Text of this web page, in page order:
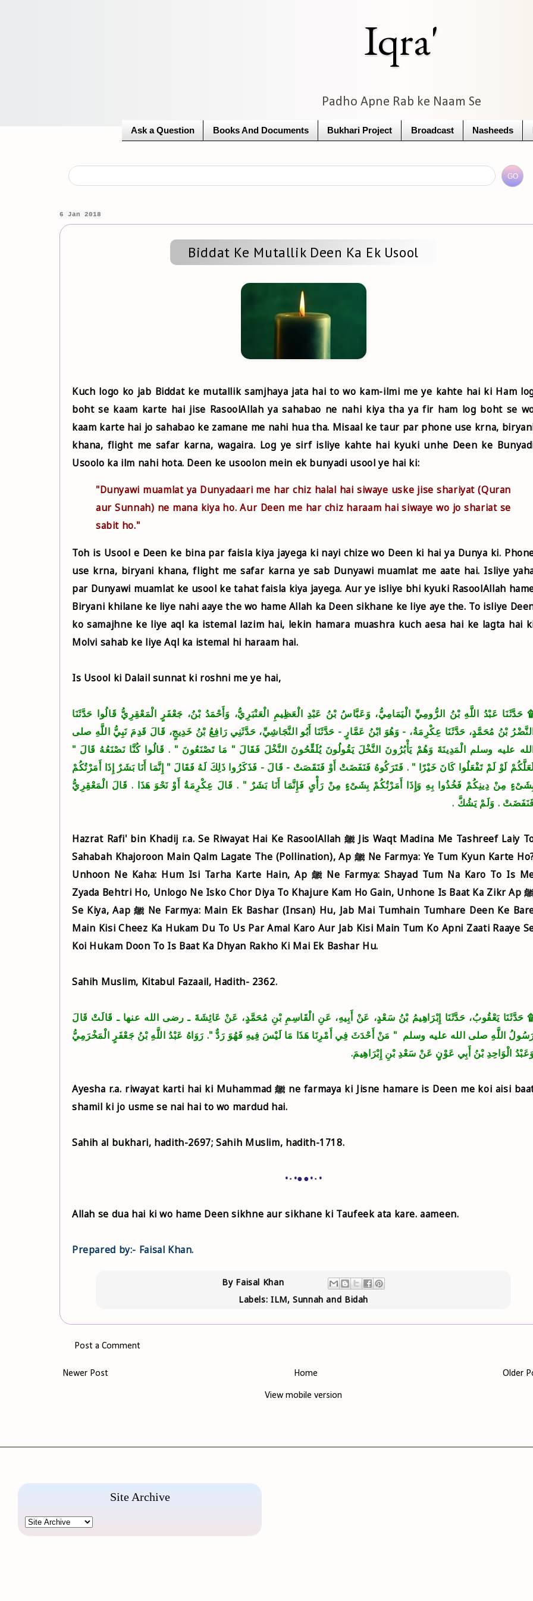
Iqra'
Padho Apne Rab ke Naam Se
Ask a Question Books And Documents Bukhari Project Broadcast Nasheeds
6 Jan 2018
Biddat Ke Mutallik Deen Ka Ek Usool
Kuch logo ko jab Biddat ke mutallik samjhaya jata hai to wo kam-ilmi me ye kahte hai ki Ham
boht se kaam karte hai jise RasoolAllah ya sahabao ne nahi kiya tha ya fir ham log boht se
kaam karte hai jo sahabao ke zamane me nahi hua tha. Misaal ke taur par phone use krna,
khana, flight me safar karna, wagaira. Log ye sirf isliye kahte hai kyuki unhe Deen ke
Usoolo ka ilm nahi hota. Deen ke usoolon mein ek bunyadi usool ye hai ki:
"Dunyawi muamlat ya Dunyadaari me har chiz halal hai siwaye uske jise shariyat (Quran
aur Sunnah) ne mana kiya ho. Aur Deen me har chiz haraam hai siwaye wo jo shariat se
sabit ho."
Toh is Usool e Deen ke bina par faisla kiya jayega ki nayi chize wo Deen ki hai ya Dunya ki.
use krna, biryani khana, flight me safar karna ye sab Dunyawi muamlat me aate hai. Isliye
par Dunyawi muamlat ke usool ke tahat faisla kiya jayega. Aur ye isliye bhi kyuki RasoolAllah
Biryani khilane ke liye nahi aaye the wo hame Allah ka Deen sikhane ke liye aye the. To isliye
ko samajhne ke liye aql ka istemal lazim hai, lekin hamara muashra kuch aesa hai ke lagta hai
Molvi sahab ke liye Aql ka istemal hi haraam hai.
Is Usool ki Dalail sunnat ki roshni me ye hai,
حَدَّثَنَا عَبْدُ اللَّهِ بْنُ الرُّومِيِّ الْيَمَامِيُّ، وَعَبَّاسُ بْنُ عَبْدِ الْعَظِيمِ الْعَنْبَرِيُّ، وَأَحْمَدُ بْنُ، جَعْفَرٍ الْمَعْقِرِيُّ قَالُوا حَدَّثَنَا
بْنُ مُحَمَّدٍ، حَدَّثَنَا عِكْرِمَةُ، - وَهُوَ ابْنُ عَمَّارٍ - حَدَّثَنَا أَبُو النَّجَاشِيِّ، حَدَّثَنِي رَافِعُ بْنُ خَدِيجٍ، قَالَ قَدِمَ نَبِيُّ اللَّهِ صلى
عليه وسلم الْمَدِينَةَ وَهُمْ يَأْبُرُونَ النَّخْلَ يَقُولُونَ يُلَقِّحُونَ النَّخْلَ فَقَالَ ‏"‏ مَا تَصْنَعُونَ ‏"‏ ‏.‏ قَالُوا كُنَّا نَصْنَعُهُ قَالَ ‏"‏
لَوْ لَمْ تَفْعَلُوا كَانَ خَيْرًا ‏"‏ ‏.‏ فَتَرَكُوهُ فَنَفَضَتْ أَوْ فَنَقَصَتْ - قَالَ - فَذَكَرُوا ذَلِكَ لَهُ فَقَالَ ‏"‏ إِنَّمَا أَنَا بَشَرٌ إِذَا أَمَرْتُكُمْ
مِنْ دِينِكُمْ فَخُذُوا بِهِ وَإِذَا أَمَرْتُكُمْ بِشَىْءٍ مِنْ رَأْىٍ فَإِنَّمَا أَنَا بَشَرٌ ‏"‏ ‏.‏ قَالَ عِكْرِمَةُ أَوْ نَحْوَ هَذَا ‏.‏ قَالَ الْمَعْقِرِيُّ
فَنَفَضَتْ ‏.‏ وَلَمْ يَشُكَّ ‏.‏
Hazrat Rafi' bin Khadij r.a. Se Riwayat Hai Ke RasoolAllah ﷺ Jis Waqt Madina Me Tashreef Laiy To
Sahabah Khajoroon Main Qalm Lagate The (Pollination), Ap ﷺ Ne Farmya: Ye Tum Kyun Karte Ho?
Unhoon Ne Kaha: Hum Isi Tarha Karte Hain, Ap ﷺ Ne Farmya: Shayad Tum Na Karo To Is Me
Zyada Behtri Ho, Unlogo Ne Isko Chor Diya To Khajure Kam Ho Gain, Unhone Is Baat Ka Zikr Ap ﷺ
Se Kiya, Aap ﷺ Ne Farmya: Main Ek Bashar (Insan) Hu, Jab Mai Tumhain Tumhare Deen Ke Bare
Main Kisi Cheez Ka Hukam Du To Us Par Amal Karo Aur Jab Kisi Main Tum Ko Apni Zaati Raaye
Koi Hukam Doon To Is Baat Ka Dhyan Rakho Ki Mai Ek Bashar Hu.
Sahih Muslim, Kitabul Fazaail, Hadith- 2362.
حَدَّثَنَا يَعْقُوبُ، حَدَّثَنَا إِبْرَاهِيمُ بْنُ سَعْدٍ، عَنْ أَبِيهِ، عَنِ الْقَاسِمِ بْنِ مُحَمَّدٍ، عَنْ عَائِشَةَ ـ رضى الله عنها ـ قَالَتْ قَالَ
اللَّهِ صلى الله عليه وسلم
"‏ مَنْ أَحْدَثَ فِي أَمْرِنَا هَذَا مَا لَيْسَ فِيهِ فَهُوَ رَدٌّ ‏"‏‏.‏ رَوَاهُ عَبْدُ اللَّهِ بْنُ جَعْفَرٍ الْمَخْرَمِيُّ
الْوَاحِدِ بْنُ أَبِي عَوْنٍ عَنْ سَعْدِ بْنِ إِبْرَاهِيمَ‏.‏
Ayesha r.a. riwayat karti hai ki Muhammad ﷺ ne farmaya ki Jisne hamare is Deen me koi aisi baat
shamil ki jo usme se nai hai to wo mardud hai.
Sahih al bukhari, hadith-2697; Sahih Muslim, hadith-1718.
•٠•●●•٠•
Allah se dua hai ki wo hame Deen sikhne aur sikhane ki Taufeek ata kare. aameen.
Prepared by:- Faisal Khan.
By Faisal Khan
Labels: ILM,Sunnah and Bidah
Post a Comment
Newer Post Older
Home
View mobile version
Site Archive